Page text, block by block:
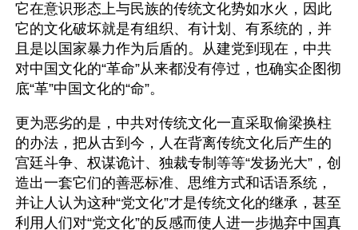
它在意识形态上与民族的传统文化势如水火，因此
它的文化破坏就是有组织、有计划、有系统的，并
且是以国家暴力作为后盾的。从建党到现在，中共
对中国文化的“革命”从来都没有停过，也确实企图彻
底“革”中国文化的“命”。
更为恶劣的是，中共对传统文化一直采取偷梁换柱
的办法，把从古到今，人在背离传统文化后产生的
宫廷斗争、权谋诡计、独裁专制等等“发扬光大”，创
造出一套它们的善恶标准、思维方式和话语系统，
并让人认为这种“党文化”才是传统文化的继承，甚至
利用人们对“党文化”的反感而使人进一步抛弃中国真